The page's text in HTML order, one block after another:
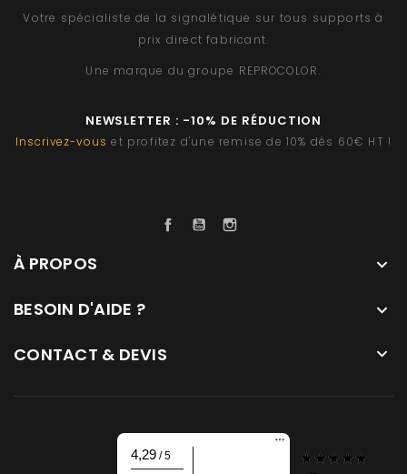
Votre spécialiste de la signalétique sur tous supports à
prix direct fabricant.
Une marque du groupe REPROCOLOR.
NEWSLETTER : -10% DE RÉDUCTION
Inscrivez-vous et profitez d'une remise de 10% dès 60€ HT !
FacebookYouTube
À PROPOS 
BESOIN D'AIDE ? 
CONTACT & DEVIS 
4,29 / 5